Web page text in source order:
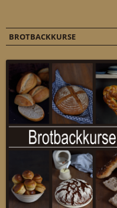
BROTBACKKURSE